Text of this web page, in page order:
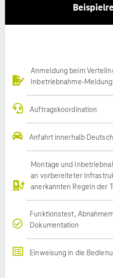
Anmeldung beim
Inbetriebnahme-Meldung
Auftragskoordination
Anfahrt innerhalb
Montage und
an vorbereiteter
anerkannten Regeln der
Funktionstest,
Dokumentation
Einweisung in die